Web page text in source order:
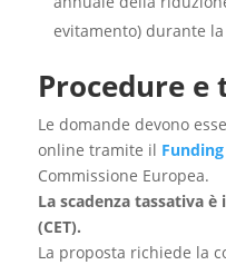
evitamento) durante
Procedure
Le domande devono
online tramite il
Commissione Europea.
La scadenza tassativa è
(CET).
La proposta richiede la